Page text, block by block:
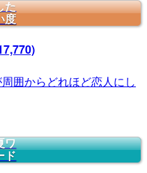
た
度
囲からどれほど恋人にし
ワ
ド